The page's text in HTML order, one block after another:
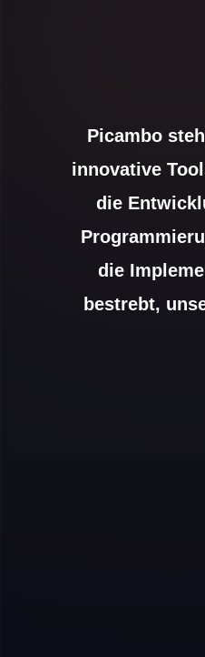
Picambo
innovative
die
die
bestrebt,